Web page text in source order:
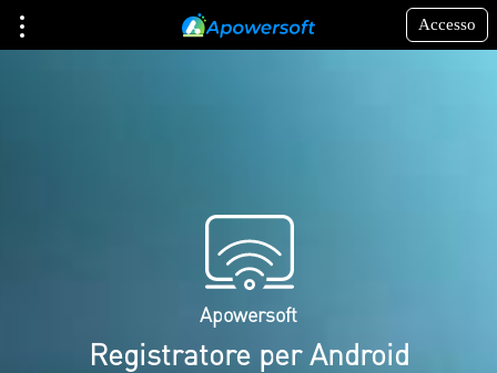
Accesso
Apowersoft
Registratore per Android